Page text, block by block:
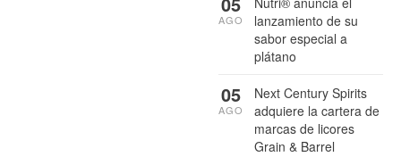
lanzamiento de su
sabor especial a
plátano
AGO
Next Century Spirits
adquiere la cartera de
marcas de licores
Grain & Barrel
05
AGO